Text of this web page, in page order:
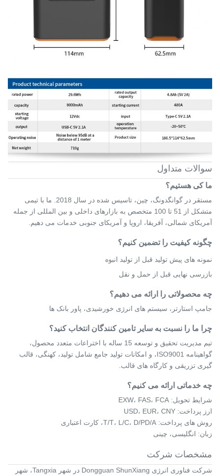
سوالات متداول
ما کی هستیم؟
مستقر در گوانگدونگ، چین، تاسیس شده در سال 2018. ما با تیمی
متشکل از 51 تا 100 متخصص به بازارهای داخلی و بین المللی از جمله
آمریکای شمالی، آفریقا، اروپا و آمریکای جنوبی خدمات می دهیم.
چگونه کیفیت را تضمین کنیم؟
نمونه های پیش تولید قبل از تولید انبوه
بازرسی نهایی قبل از حمل و نقل
چه محصولاتی را ارائه می دهیم؟
جامپ استارتر، سیستم های انرژی خورشیدی، پاور بانک ها
چرا ما را نسبت به سایر تامین کنندگان انتخاب کنید؟
تیم مدیریت تحقیق و توسعه 15 ساله با اختراعات متعدد محصول،
گواهینامه ISO9001، و امکانات تولید جامع شامل تولید، کهنگی، قالب
گیری تزریقی و کارگاه های قالب.
چه خدماتی ارائه می کنیم؟
شرایط تحویل: EXW، FAS، FCA
ارز پرداخت: USD، EUR، CNY
روش های پرداخت: T/T، L/C، D/PD/A، کارت اعتباری
زبان: انگلیسی، چینی
مشخصات شرکت
شرکت فناوری انرژی Dongguan ShunXiang در شهر Tangxia، شهر